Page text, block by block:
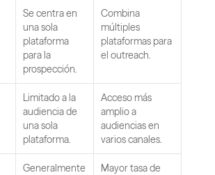
Se centra en
una sola
plataforma
para la
prospección.
Combina
múltiples
plataformas para
el outreach.
Limitado a la
audiencia de
una sola
plataforma.
Acceso más
amplio a
audiencias en
varios canales.
Generalmente
Mayor tasa de